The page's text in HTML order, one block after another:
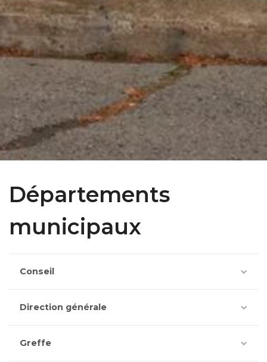
Départements
municipaux
Conseil
Direction générale
Greffe